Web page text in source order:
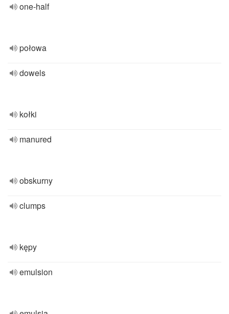
one-half
połowa
dowels
kołki
manured
obskurny
clumps
kępy
emulsion